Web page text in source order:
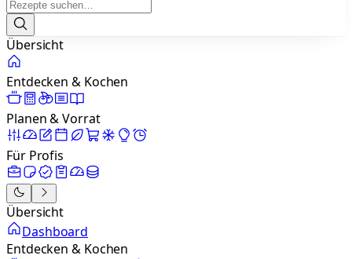
Übersicht
Entdecken & Kochen
Planen & Vorrat
Für Profis
Übersicht
Dashboard
Entdecken & Kochen